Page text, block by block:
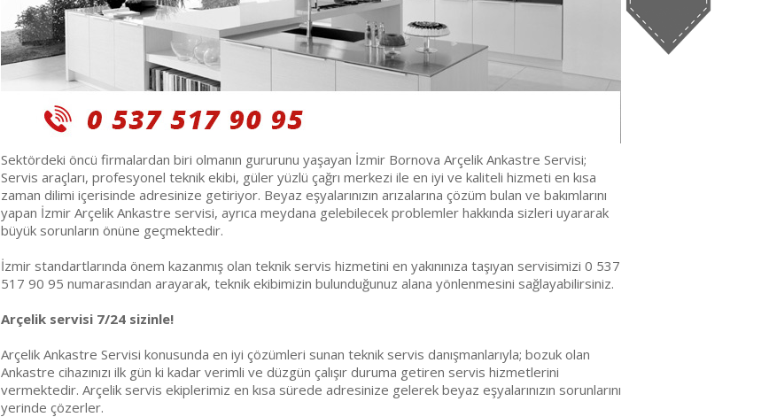
Sektördeki öncü firmalardan biri olmanın gururunu yaşayan İzmir Bornova Arçelik Ankastre Servisi;
Servis araçları, profesyonel teknik ekibi, güler yüzlü çağrı merkezi ile en iyi ve kaliteli hizmeti en kısa
zaman dilimi içerisinde adresinize getiriyor. Beyaz eşyalarınızın arızalarına çözüm bulan ve bakımlarını
yapan İzmir Arçelik Ankastre servisi, ayrıca meydana gelebilecek problemler hakkında sizleri uyararak
büyük sorunların önüne geçmektedir.
İzmir standartlarında önem kazanmış olan teknik servis hizmetini en yakınınıza taşıyan servisimizi 0 537
517 90 95 numarasından arayarak, teknik ekibimizin bulunduğunuz alana yönlenmesini sağlayabilirsiniz.
Arçelik servisi 7/24 sizinle!
Arçelik Ankastre Servisi konusunda en iyi çözümleri sunan teknik servis danışmanlarıyla; bozuk olan
Ankastre cihazınızı ilk gün ki kadar verimli ve düzgün çalışır duruma getiren servis hizmetlerini
vermektedir. Arçelik servis ekiplerimiz en kısa sürede adresinize gelerek beyaz eşyalarınızın sorunlarını
yerinde çözerler.